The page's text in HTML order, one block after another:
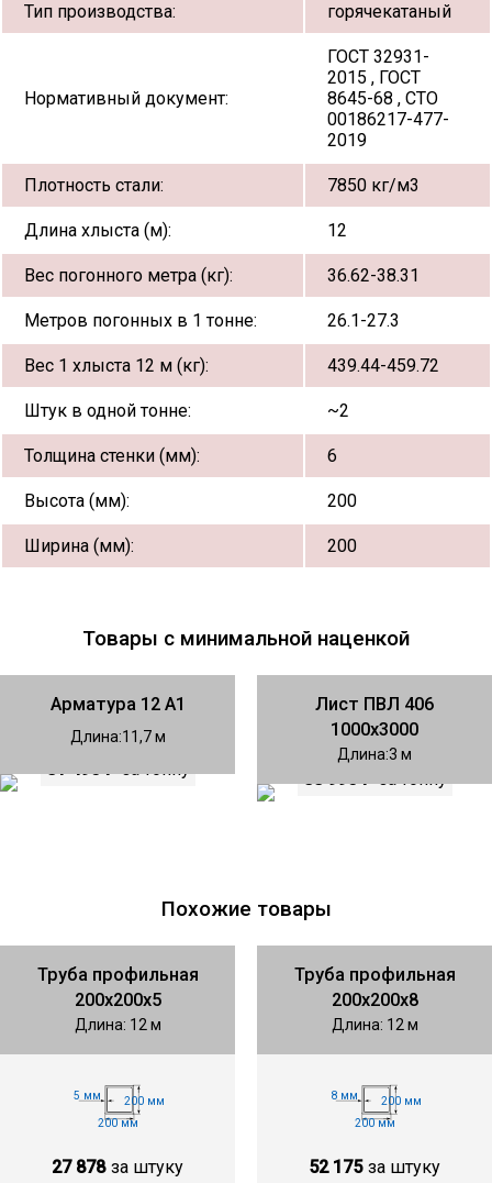
Тип производства: горячекатаный
Нормативный документ:
ГОСТ 32931-
2015 , ГОСТ
8645-68 , СТО
00186217-477-
2019
Плотность стали: 7850 кг/м3
Длина хлыста (м): 12
Вес погонного метра (кг): 36.62-38.31
Метров погонных в 1 тонне: 26.1-27.3
Вес 1 хлыста 12 м (кг): 439.44-459.72
Штук в одной тонне: ~2
Толщина стенки (мм): 6
Высота (мм): 200
Ширина (мм): 200
Товары с минимальной наценкой
Арматура 12 А1
Длина 11,7
Лист ПВЛ 406
1000х3000
Длина 3
Похожие товары
Труба профильная
200х200х5
Длина: 12 м
5 мм
200 мм
200 мм
27 878 за штуку
Труба профильная
200х200х8
Длина: 12 м
8 мм
200 мм
200 мм
52 175 за штуку